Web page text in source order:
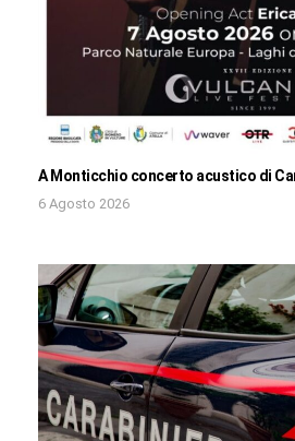
A Monticchio concerto acustico di
6 Agosto 2026